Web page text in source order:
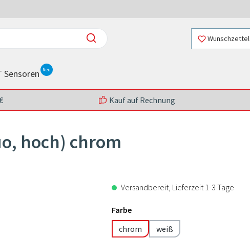
Wunschzettel
Sensoren
Kauf auf Rechnung
hoch) chrom
Versandbereit, Lieferzeit 1-3 Tage
Farbe
chrom
weiß